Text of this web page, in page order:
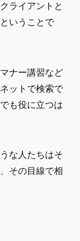
ライアントと
いうことで
ナー講習など
ットで検索で
も役に立つは
な人たちはそ
その目線で相